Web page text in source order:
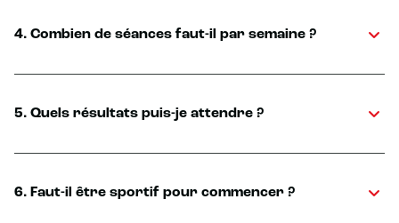
4. Combien de séances faut-il par semaine ?
5. Quels résultats puis-je attendre ?
6. Faut-il être sportif pour commencer ?